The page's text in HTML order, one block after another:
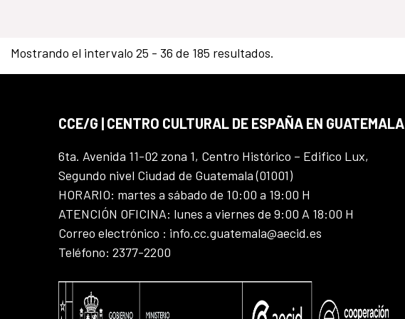
Mostrando el intervalo 25 - 36 de 185 resultados.
CCE/G | CENTRO CULTURAL DE ESPAÑA EN GUATEMALA
6ta. Avenida 11-02 zona 1, Centro Histórico – Edifico Lux,
Segundo nivel Ciudad de Guatemala (01001)
HORARIO: martes a sábado de 10:00 a 19:00 H
ATENCIÓN OFICINA: lunes a viernes de 9:00 A 18:00 H
Correo electrónico : info.cc.guatemala@aecid.es
Teléfono: 2377-2200